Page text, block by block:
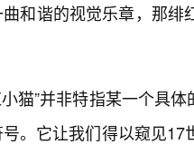
和谐的视觉乐章，那
猫”并非特指某一个具
。它让我们得以窥见